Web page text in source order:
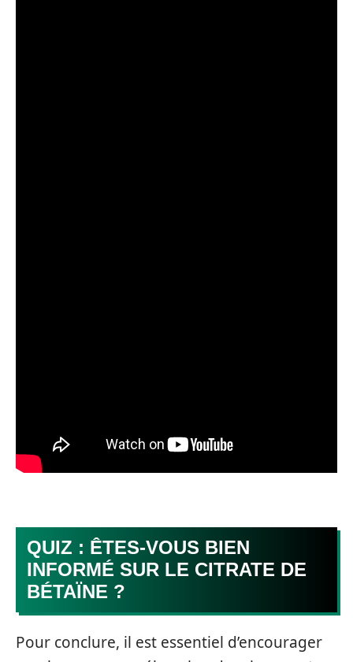
QUIZ : ÊTES-VOUS BIEN
INFORMÉ SUR LE CITRATE DE
BÉTAÏNE ?
Pour conclure, il est essentiel d’encourager